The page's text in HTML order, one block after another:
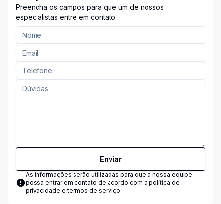
Preencha os campos para que um de nossos
especialistas entre em contato
Enviar
As informações serão utilizadas para que a nossa equipe
possa entrar em contato de acordo com a política de
privacidade e termos de serviço